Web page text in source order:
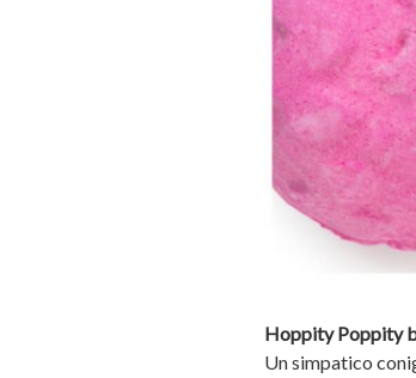
Hoppity Poppity
Un simpatico